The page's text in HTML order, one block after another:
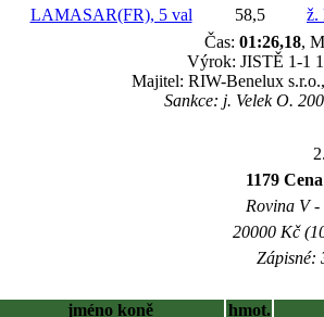
LAMASAR(FR), 5 val 58,5
ž.
Čas: 01:26,18,
Výrok: JISTĚ 1-1
Majitel: RIW-Benelux
Sankce: j. Velek O.
1179
Rovina V
20000 Kč
Zápisné:
jméno koně
hmot.